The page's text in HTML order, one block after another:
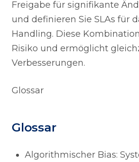
Freigabe für signifikante
und definieren Sie SLAs für
Handling. Diese
Risiko und ermöglicht
Verbesserungen.
Glossar
Glossar
Algorithmischer Bias: